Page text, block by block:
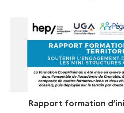
Rapport formation